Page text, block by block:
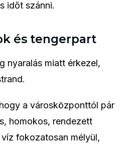
időt szánni.
és tengerpart
nyaralás miatt érkezel,
a városközponttól pár
homokos, rendezett
fokozatosan mélyül,